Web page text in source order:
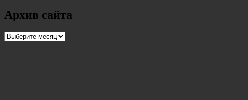
Архив сайта